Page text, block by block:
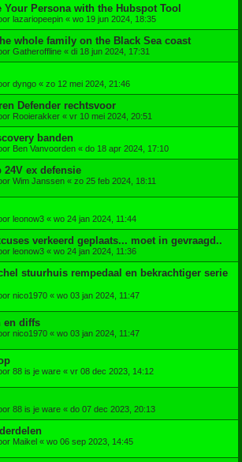
Your Persona with the Hubspot Tool
lazariopeepin « wo 19 jun 2024, 18:35
whole family on the Black Sea coast
Gatheroffline « di 18 jun 2024, 17:31
dyngo « zo 12 mei 2024, 21:46
Defender rechtsvoor
Rooierakker « vr 10 mei 2024, 20:51
banden
Ben Vanvoorden « do 18 apr 2024, 17:10
24V ex defensie
Wim Janssen « zo 25 feb 2024, 18:11
leonow3 « wo 24 jan 2024, 11:44
verkeerd geplaats... moet in gevraagd..
leonow3 « wo 24 jan 2024, 11:36
stuurhuis rempedaal en bekrachtiger serie
nico1970 « wo 03 jan 2024, 11:47
en diffs
nico1970 « wo 03 jan 2024, 11:47
88 is je ware « vr 08 dec 2023, 14:12
88 is je ware « do 07 dec 2023, 20:13
Maikel « wo 06 sep 2023, 14:45